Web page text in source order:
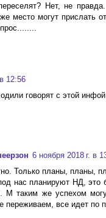
Нет, не
место могут прислать
12:56
говорят с этой
6 ноября 2018 г. в
Только планы, планы,
нас планируют НД, это
таким же успехом
переживаем, все идет по